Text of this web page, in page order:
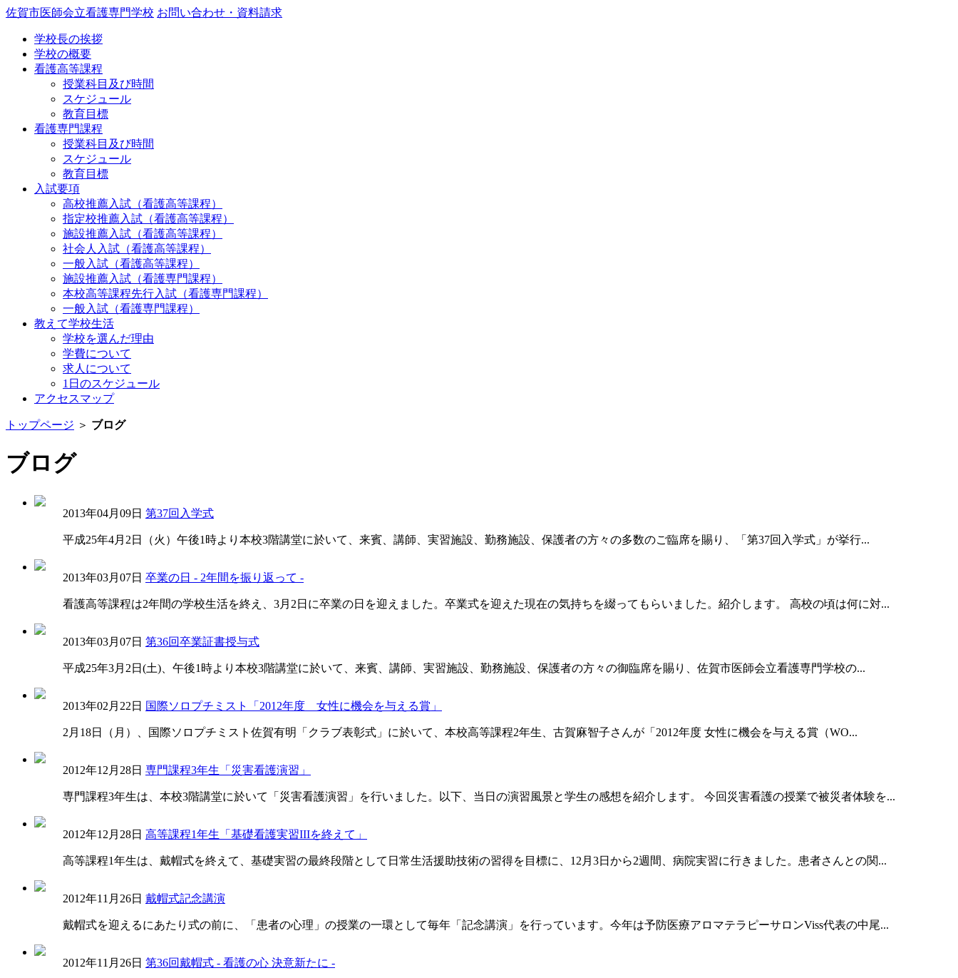
佐賀市医師会立看護専門学校 お問い合わせ・資料請求
学校長の挨拶
学校の概要
看護高等課程
授業科目及び時間
スケジュール
教育目標
看護専門課程
授業科目及び時間
スケジュール
教育目標
入試要項
高校推薦入試（看護高等課程）
指定校推薦入試（看護高等課程）
施設推薦入試（看護高等課程）
社会人入試（看護高等課程）
一般入試（看護高等課程）
施設推薦入試（看護専門課程）
本校高等課程先行入試（看護専門課程）
一般入試（看護専門課程）
教えて学校生活
学校を選んだ理由
学費について
求人について
1日のスケジュール
アクセスマップ
トップページ ＞ ブログ
ブログ
2013年04月09日 第37回入学式
平成25年4月2日（火）午後1時より本校3階講堂に於いて、来賓、講師、実習施設、勤務施設、保護者の方々の多数のご臨席を賜り、「第37回入学式」が挙行...
2013年03月07日 卒業の日 - 2年間を振り返って -
看護高等課程は2年間の学校生活を終え、3月2日に卒業の日を迎えました。卒業式を迎えた現在の気持ちを綴ってもらいました。紹介します。 高校の頃は何に対...
2013年03月07日 第36回卒業証書授与式
平成25年3月2日(土)、午後1時より本校3階講堂に於いて、来賓、講師、実習施設、勤務施設、保護者の方々の御臨席を賜り、佐賀市医師会立看護専門学校の...
2013年02月22日 国際ソロプチミスト「2012年度 女性に機会を与える賞」
2月18日（月）、国際ソロプチミスト佐賀有明「クラブ表彰式」に於いて、本校高等課程2年生、古賀麻智子さんが「2012年度 女性に機会を与える賞（WO...
2012年12月28日 専門課程3年生「災害看護演習」
専門課程3年生は、本校3階講堂に於いて「災害看護演習」を行いました。以下、当日の演習風景と学生の感想を紹介します。 今回災害看護の授業で被災者体験を...
2012年12月28日 高等課程1年生「基礎看護実習IIIを終えて」
高等課程1年生は、戴帽式を終えて、基礎実習の最終段階として日常生活援助技術の習得を目標に、12月3日から2週間、病院実習に行きました。患者さんとの関...
2012年11月26日 戴帽式記念講演
戴帽式を迎えるにあたり式の前に、「患者の心理」の授業の一環として毎年「記念講演」を行っています。今年は予防医療アロマテラピーサロンViss代表の中尾...
2012年11月26日 第36回戴帽式 - 看護の心 決意新たに -